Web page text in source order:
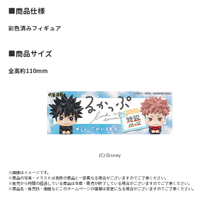
■商品仕様
彩色済みフィギュア
■商品サイズ
全高約110mm
(C) Disney
※画像はイメージです。
※商品の写真・イラストは実際の商品と一部異なる場合がございますのでご了承ください。
※発売から時間の経過している商品は生産・販売が終了している場合がございますのでご了承ください。
※商品名・発売日・価格などこのホームページの情報は変更になる場合がございますのでご了承ください。